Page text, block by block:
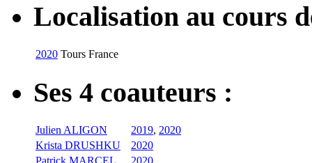
Localisation au cours
2020 Tours France
Ses 4 coauteurs :
Julien ALIGON 2019, 2020
Krista DRUSHKU
2020
Patrick MARCEL
2020